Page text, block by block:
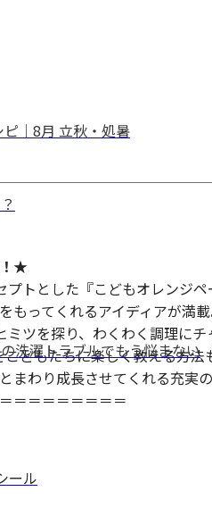
★
トとした『こどもオレンジ
もってくれるアイディアが満
ツを探り、わくわく調理にチ
どもたちに楽しく教える方法
まわり成長させてくれる充実
＝＝＝＝＝＝＝＝
｜8月 立秋・処暑
洗濯トラブルでもう悩まない
ール